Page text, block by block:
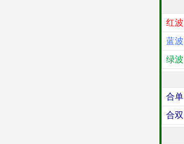
红波
蓝波
绿波
合单
合双